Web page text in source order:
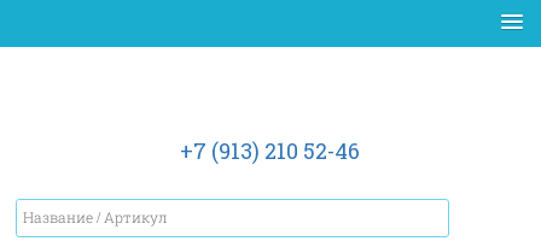
+7 (913) 210 52-46